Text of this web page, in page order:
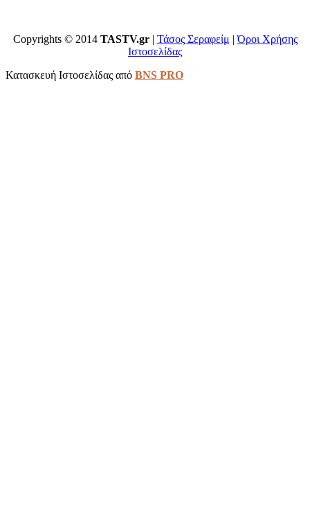
Copyrights © 2014 TASTV.gr| Τάσος Σεραφείμ |Όροι Χρήσης
Ιστοσελίδας
Κατασκευή Ιστοσελίδας από BNS PRO